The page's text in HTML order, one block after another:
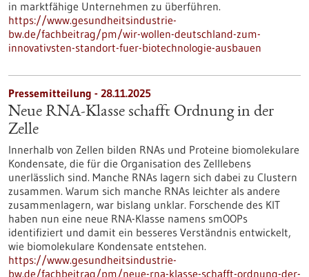
in marktfähige Unternehmen zu überführen.
https://www.gesundheitsindustrie-
bw.de/fachbeitrag/pm/wir-wollen-deutschland-zum-
innovativsten-standort-fuer-biotechnologie-ausbauen
Pressemitteilung - 28.11.2025
Neue RNA-Klasse schafft Ordnung in der
Zelle
Innerhalb von Zellen bilden RNAs und Proteine biomolekulare
Kondensate, die für die Organisation des Zelllebens
unerlässlich sind. Manche RNAs lagern sich dabei zu Clustern
zusammen. Warum sich manche RNAs leichter als andere
zusammenlagern, war bislang unklar. Forschende des KIT
haben nun eine neue RNA-Klasse namens smOOPs
identifiziert und damit ein besseres Verständnis entwickelt,
wie biomolekulare Kondensate entstehen.
https://www.gesundheitsindustrie-
bw.de/fachbeitrag/pm/neue-rna-klasse-schafft-ordnung-der-